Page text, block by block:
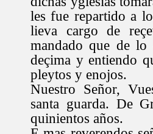
les fue repartido a
lieva cargo de
mandado que de lo
deçima y entiendo
pleytos y enojos.
Nuestro Señor,
santa guarda. De
quinientos años.